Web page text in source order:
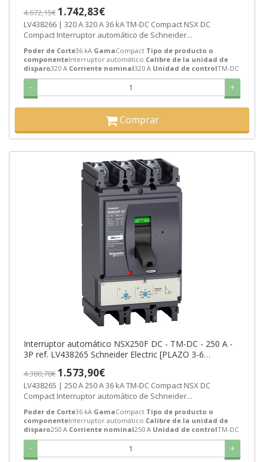
4.672,15€1.742,83€
LV438266 | 320 A 320 A 36 kA TM-DC Compact NSX DC
Compact Interruptor automático de Schneider...
Poder de Corte36 kA GamaCompact Tipo de producto o
componenteInterruptor automático Calibre de la unidad de
disparo320 A Corriente nominal320 A Unidad de controlTM-DC
- +
Comprar
Interruptor automático NSX250F DC - TM-DC - 250 A -
3P ref. LV438265 Schneider Electric [PLAZO 3-6
4.380,78€1.573,90€
LV438265 | 250 A 250 A 36 kA TM-DC Compact NSX DC
Compact Interruptor automático de Schneider...
Poder de Corte36 kA GamaCompact Tipo de producto o
componenteInterruptor automático Calibre de la unidad de
disparo250 A Corriente nominal250 A Unidad de controlTM-DC
- +